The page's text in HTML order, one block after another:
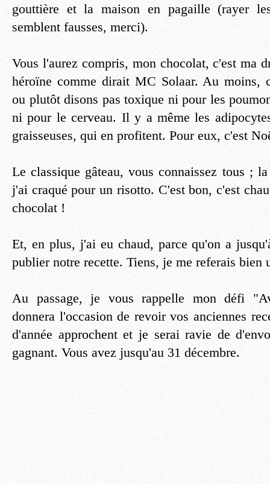
gouttière et la maison en pagaille (rayer
semblent fausses, merci).
Vous l'aurez compris, mon chocolat, c'est ma
héroïne comme dirait MC Solaar. Au moins,
ou plutôt disons pas toxique ni pour les
ni pour le cerveau. Il y a même les
graisseuses, qui en profitent. Pour eux, c'est
Le classique gâteau, vous connaissez tous ;
j'ai craqué pour un risotto. C'est bon, c'est
chocolat !
Et, en plus, j'ai eu chaud, parce qu'on a
publier notre recette. Tiens, je me referais bien
Au passage, je vous rappelle mon défi
donnera l'occasion de revoir vos anciennes
d'année approchent et je serai ravie de
gagnant. Vous avez jusqu'au 31 décembre.